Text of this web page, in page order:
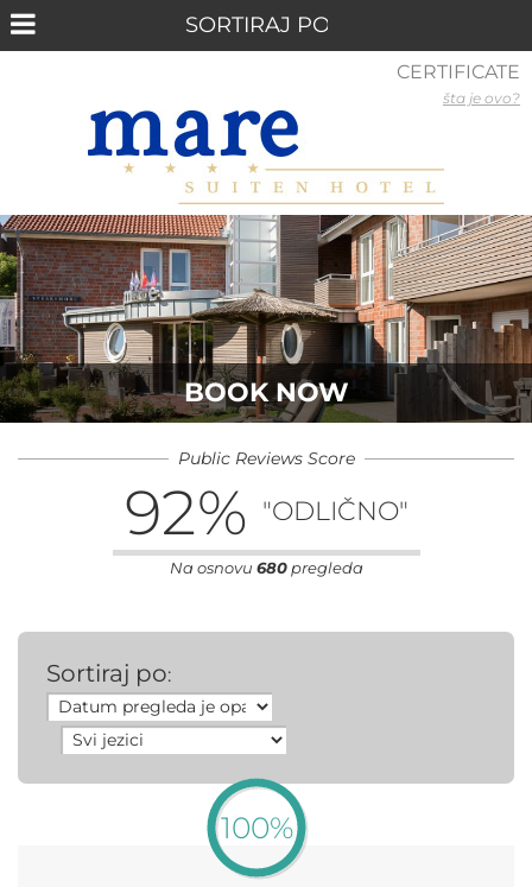
BOOK NOW
Public Reviews Score
92% "ODLIČNO"
Na osnovu 680pregleda
Sortiraj po:
100%
CERTIFICATE
šta je ovo?